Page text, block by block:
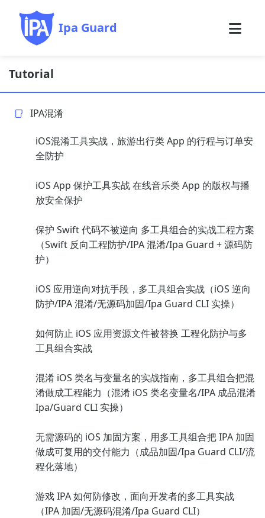
Ipa Guard
Tutorial
IPA混淆
iOS混淆工具实战，旅游出行类 App 的行程与订单安
全防护
iOS App 保护工具实战 在线音乐类 App 的版权与播
放安全保护
保护 Swift 代码不被逆向 多工具组合的实战工程方案
（Swift 反向工程防护/IPA 混淆/Ipa Guard + 源码防
护）
iOS 应用逆向对抗手段，多工具组合实战（iOS 逆向
防护/IPA 混淆/无源码加固/Ipa Guard CLI 实操）
如何防止 iOS 应用资源文件被替换 工程化防护与多
工具组合实战
混淆 iOS 类名与变量名的实战指南，多工具组合把混
淆做成工程能力（混淆 iOS 类名变量名/IPA 成品混淆
Ipa/Guard CLI 实操）
无需源码的 iOS 加固方案，用多工具组合把 IPA 加固
做成可复用的交付能力（成品加固/Ipa Guard CLI/流
程化落地）
游戏 IPA 如何防修改，面向开发者的多工具实战
（IPA 加固/无源码混淆/Ipa Guard CLI）